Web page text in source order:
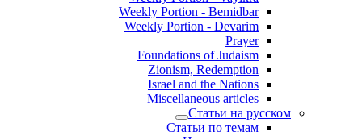
Weekly Portion - Bemidbar
Weekly Portion - Devarim
Prayer
Foundations of Judaism
Zionism, Redemption
Israel and the Nations
Miscellaneous articles
Статьи на русском
Статьи по темам